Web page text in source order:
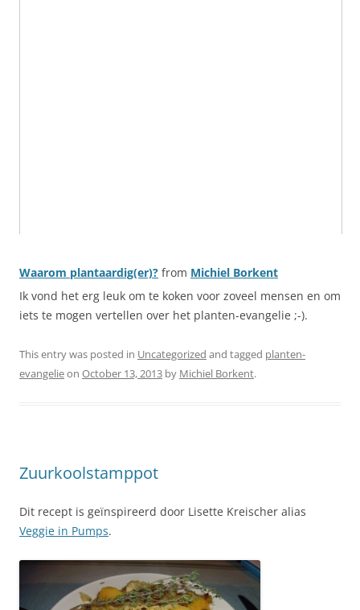
Waarom plantaardig(er)? from Michiel Borkent
Ik vond het erg leuk om te koken voor zoveel mensen en om
iets te mogen vertellen over het planten-evangelie ;-).
This entry was posted in Uncategorized and tagged planten-
evangelieon October 13, 2013 by Michiel Borkent.
Zuurkoolstamppot
Dit recept is geïnspireerd door Lisette Kreischer alias
Veggie in Pumps.